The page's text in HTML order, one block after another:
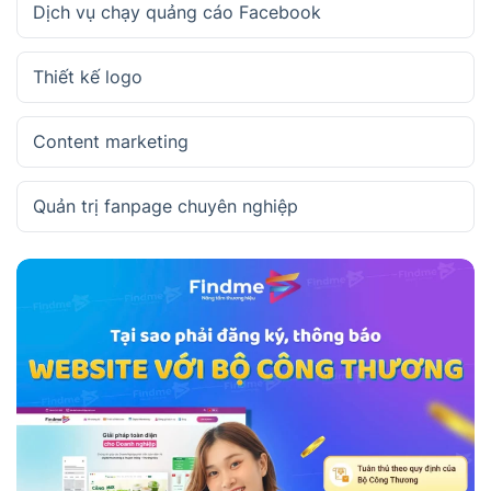
Dịch vụ chạy quảng cáo Facebook
Thiết kế logo
Content marketing
Quản trị fanpage chuyên nghiệp